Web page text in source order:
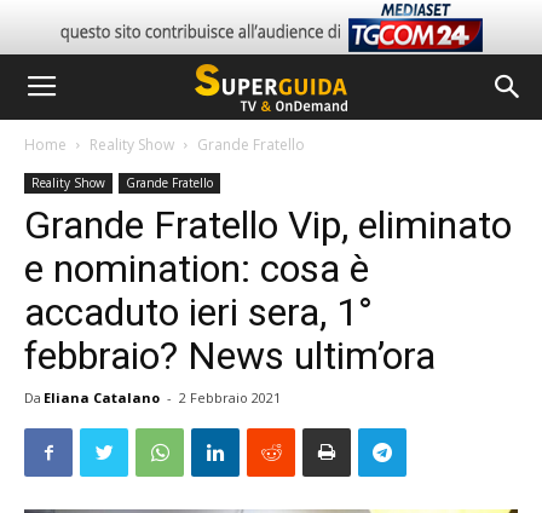
Home Reality Show Grande Fratello
Reality Show Grande Fratello
Grande Fratello Vip, eliminato
e nomination: cosa è
accaduto ieri sera, 1°
febbraio? News ultim’ora
Da Eliana Catalano - 2 Febbraio 2021